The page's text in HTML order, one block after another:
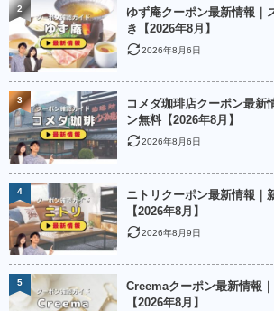
ゆず庵クーポン最新情報｜
き【2026年8月】
2026年8月6日
2
コメダ珈琲店クーポン最新
ン無料【2026年8月】
2026年8月6日
3
ニトリクーポン最新情報｜
【2026年8月】
2026年8月9日
4
Creemaクーポン最新情報
【2026年8月】
5